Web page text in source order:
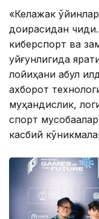
«Келажак
доирасидан
киберспорт ва
уйғунлигида
лойиҳани қабул
ахборот
муҳандислик,
спорт
касбий